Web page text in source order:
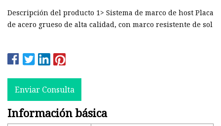
Descripción del producto 1> Sistema de marco de host Placa
de acero grueso de alta calidad, con marco resistente de sol
Enviar Consulta
Información básica